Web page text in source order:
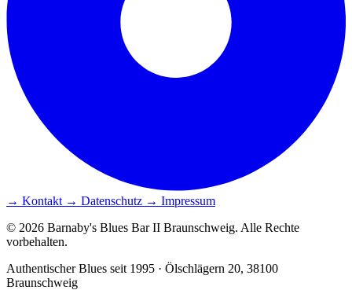
→ Kontakt → Datenschutz → Impressum
© 2026 Barnaby's Blues Bar II Braunschweig. Alle Rechte
vorbehalten.
Authentischer Blues seit 1995 · Ölschlägern 20, 38100
Braunschweig